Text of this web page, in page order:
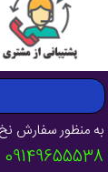
به منظور سفارش
09149655538